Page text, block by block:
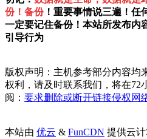
份！备份！重要事情说三遍！任
一定要记住备份！本站所发布内
引导行为
版权声明：主机参考部分内容均
权利，请及时联系我们，将在72
阅： 要求删除或断开链接侵权网
本站由 优云 & FunCDN 提供云